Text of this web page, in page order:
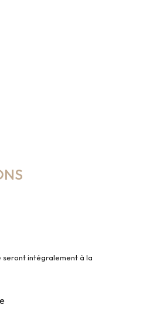
seront intégralement à la